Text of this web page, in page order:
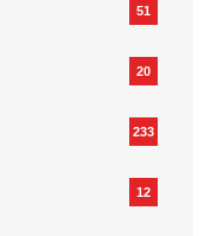
51
20
233
12